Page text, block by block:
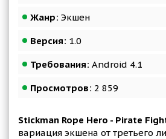
Жанр: Экшен
Версия: 1.0
Требования: Android 4.1
Просмотров: 2 859
Stickman Rope Hero - Pirate
вариация экшена от третьего